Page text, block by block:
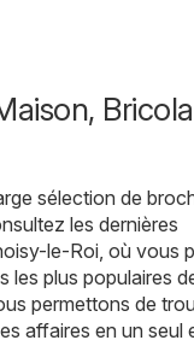
sélection de
les dernières
le-Roi, où vous
les plus populaires
permettons de
affaires en un seul